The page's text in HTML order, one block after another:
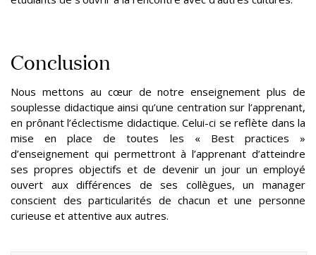
Conclusion
Nous mettons au cœur de notre enseignement plus de
souplesse didactique ainsi qu’une centration sur l’apprenant,
en prônant l’éclectisme didactique. Celui-ci se reflète dans la
mise en place de toutes les « Best practices »
d’enseignement qui permettront à l’apprenant d’atteindre
ses propres objectifs et de devenir un jour un employé
ouvert aux différences de ses collègues, un manager
conscient des particularités de chacun et une personne
curieuse et attentive aux autres.